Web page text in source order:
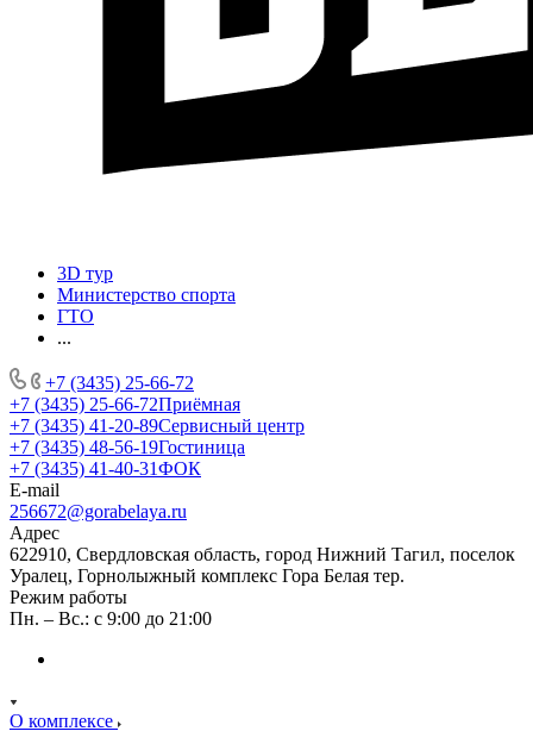
3D тур
Министерство спорта
ГТО
...
+7 (3435) 25-66-72
+7 (3435) 25-66-72Приёмная
+7 (3435) 41-20-89Сервисный центр
+7 (3435) 48-56-19Гостиница
+7 (3435) 41-40-31ФОК
E-mail
256672@gorabelaya.ru
Адрес
622910, Свердловская область, город Нижний Тагил, поселок
Уралец, Горнолыжный комплекс Гора Белая тер.
Режим работы
Пн. – Вс.: с 9:00 до 21:00
О комплексе